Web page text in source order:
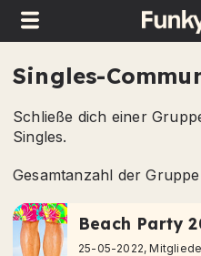
Singles-
Schließe dich einer
Singles.
Gesamtanzahl der
Beach Party
25-05-2022,